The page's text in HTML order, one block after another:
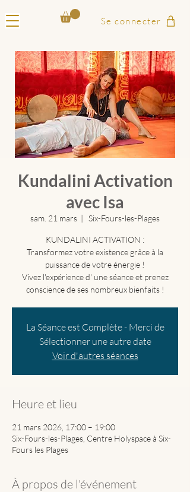
Se connecter
Kundalini Activation
avec Isa
sam. 21 mars
  |
Six-Fours-les-Plages
KUNDALINI ACTIVATION :
Transformez votre existence grâce à la
puissance de votre énergie !
Vivez l'expérience d' une séance et prenez
La Séance est Complète - Merci de
Sélectionner une autre date
Voir d'autres séances
Heure et lieu
21 mars 2026, 17:00 – 19:00
Six-Fours-les-Plages, Centre Holyspace à Six-
Fours les Plages
À propos de l'événement